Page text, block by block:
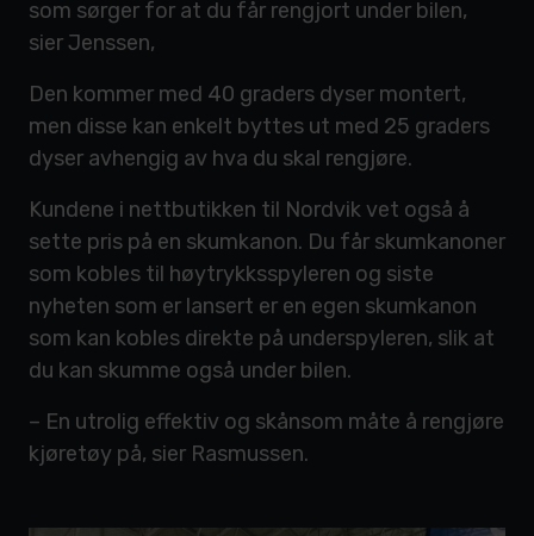
som sørger for at du får rengjort under bilen,
sier Jenssen,
Den kommer med 40 graders dyser montert,
men disse kan enkelt byttes ut med 25 graders
dyser avhengig av hva du skal rengjøre.
Kundene i nettbutikken til Nordvik vet også å
sette pris på en skumkanon. Du får skumkanoner
som kobles til høytrykksspyleren og siste
nyheten som er lansert er en egen skumkanon
som kan kobles direkte på underspyleren, slik at
du kan skumme også under bilen.
– En utrolig effektiv og skånsom måte å rengjøre
kjøretøy på, sier Rasmussen.